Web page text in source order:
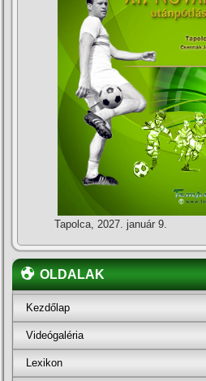
Tapolca, 2027. január 9.
OLDALAK
Kezdőlap
Videógaléria
Lexikon